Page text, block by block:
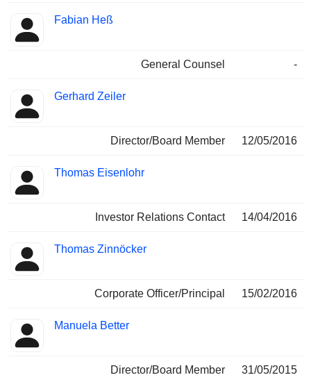
Fabian Heß
General Counsel -
Gerhard Zeiler
Director/Board Member 12/05/2016
Thomas Eisenlohr
Investor Relations Contact 14/04/2016
Thomas Zinnöcker
Corporate Officer/Principal 15/02/2016
Manuela Better
Director/Board Member 31/05/2015